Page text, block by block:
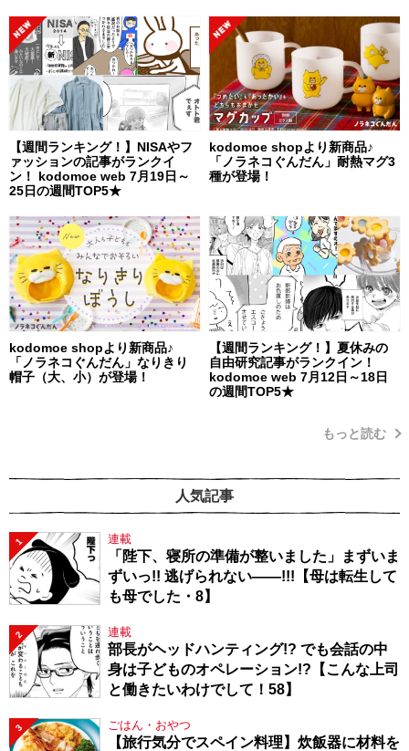
【週間ランキング！】NISAやフ
ァッションの記事がランクイ
ン！ kodomoe web 7月19日～
25日の週間TOP5★
kodomoe shopより新商品♪
「ノラネコぐんだん」耐熱マグ3
種が登場！
kodomoe shopより新商品♪
「ノラネコぐんだん」なりきり
帽子（大、小）が登場！
【週間ランキング！】夏休みの
自由研究記事がランクイン！
kodomoe web 7月12日～18日
の週間TOP5★
もっと読む
人気記事
1 連載
「陛下、寝所の準備が整いました」まずいま
ずいっ!! 逃げられない――!!!【母は転生して
も母でした・8】
2 連載
部長がヘッドハンティング!? でも会話の中
身は子どものオペレーション!?【こんな上司
と働きたいわけでして！58】
3 ごはん・おやつ
【旅行気分でスペイン料理】炊飯器に材料を